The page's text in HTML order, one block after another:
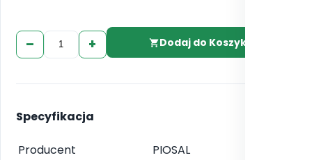
+
– Dodaj do Koszyka
Specyfikacja
Producent
PIOSAL